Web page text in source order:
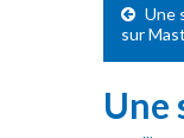
Une
sur
Une